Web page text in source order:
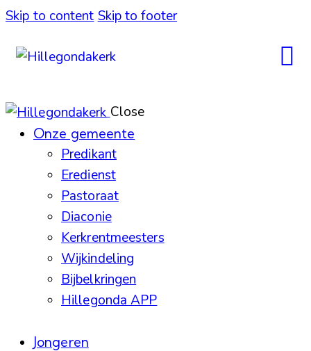
Skip to content Skip to footer
Close
Onze gemeente
Predikant
Eredienst
Pastoraat
Diaconie
Kerkrentmeesters
Wijkindeling
Bijbelkringen
Hillegonda APP
Jongeren